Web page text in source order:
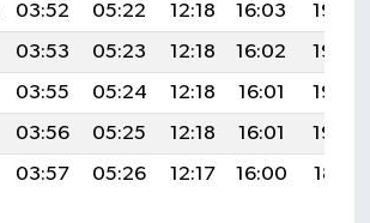
03:52 05:22 12:18 16:03
19:05
03:53 05:23 12:18 16:02
19:03
03:55 05:24 12:18 16:01
19:02
03:56 05:25 12:18 16:01
19:00
03:57 05:26 12:17 16:00 18:59